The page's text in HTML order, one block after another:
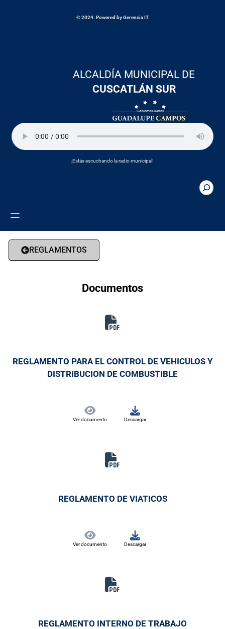
© 2024. Powered by Gerencia IT
ALCALDÍA MUNICIPAL DE
CUSCATLÁN SUR
¡Estás escuchando la radio municipal!
REGLAMENTOS
Documentos
REGLAMENTO PARA EL CONTROL DE VEHICULOS Y
DISTRIBUCION DE COMBUSTIBLE
Ver documento Descargar
REGLAMENTO DE VIATICOS
Ver documento Descargar
REGLAMENTO INTERNO DE TRABAJO